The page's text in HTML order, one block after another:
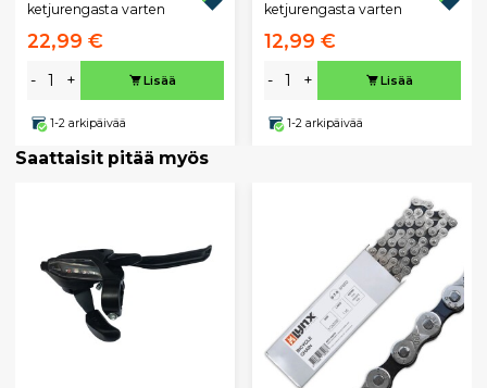
ketjurengasta varten
22,99 €
- + Lisää
1-2 arkipäivää
ketjurengasta varten
12,99 €
- + Lisää
1-2 arkipäivää
Saattaisit pitää myös